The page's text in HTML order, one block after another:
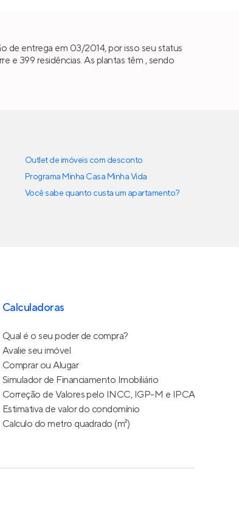
de entrega em 03/2014, por isso seu status
e 399 residências. As plantas têm , sendo
Outlet de imóveis com desconto
Programa Minha Casa Minha Vida
Você sabe quanto custa um apartamento?
Calculadoras
Qual é o seu poder de compra?
Avalie seu imóvel
Comprar ou Alugar
Simulador de Financiamento Imobiliário
Correção de Valores pelo INCC, IGP-M e IPCA
Estimativa de valor do condomínio
Calculo do metro quadrado (m²)